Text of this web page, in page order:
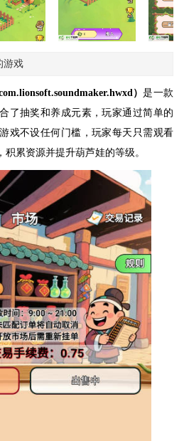
游戏
）是一款
了抽奖和养成元素，玩家通过简单的
戏不设任何门槛，玩家每天只需观看
累资源并提升葫芦娃的等级。